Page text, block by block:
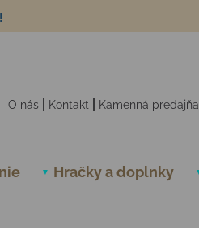
O nás Kontakt Kamenná predajňa
Hračky a doplnky